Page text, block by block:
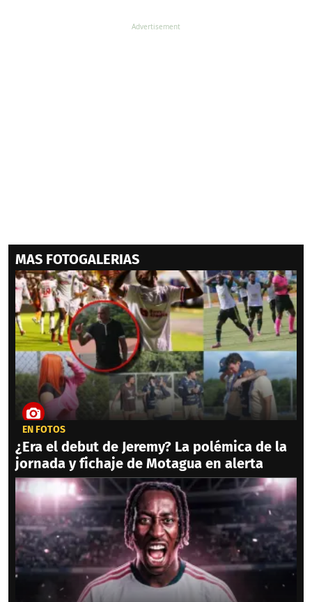
MAS FOTOGALERIAS
EN FOTOS
¿Era el debut de Jeremy? La polémica de la
jornada y fichaje de Motagua en alerta